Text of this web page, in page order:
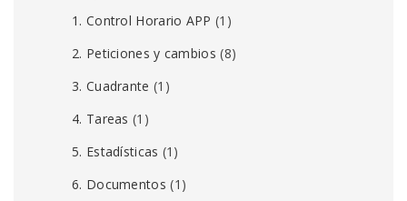
1. Control Horario APP (1)
2. Peticiones y cambios (8)
3. Cuadrante (1)
4. Tareas (1)
5. Estadísticas (1)
6. Documentos (1)